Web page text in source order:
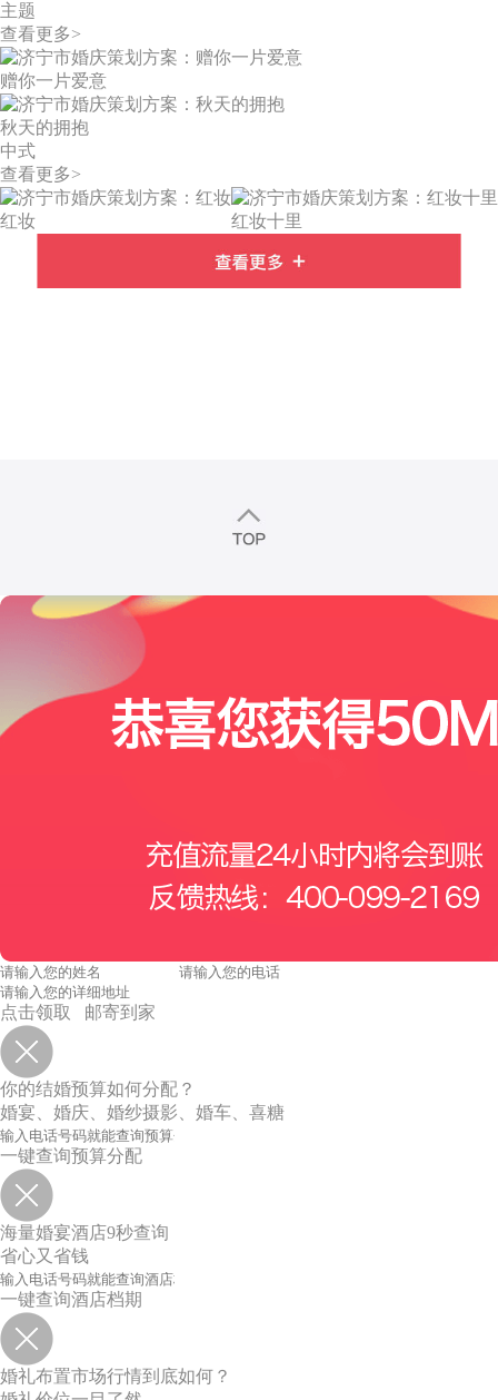
主题
查看更多>
赠你一片爱意
秋天的拥抱
中式
查看更多>
红妆 红妆十里
点击领取 邮寄到家
你的结婚预算如何分配？
婚宴、婚庆、婚纱摄影、婚车、喜糖
一键查询预算分配
海量婚宴酒店9秒查询
省心又省钱
一键查询酒店档期
婚礼布置市场行情到底如何？